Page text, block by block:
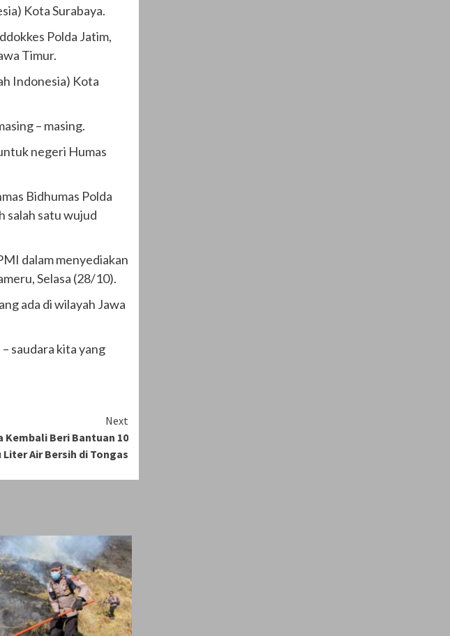
Kota Surabaya.
Polda Jatim,
Timur.
Indonesia) Kota
– masing.
negeri Humas
Bidhumas Polda
salah satu wujud
dalam menyediakan
Selasa (28/10).
ada di wilayah Jawa
saudara kita yang
Next
Beri Bantuan 10
Liter Air Bersih di Tongas